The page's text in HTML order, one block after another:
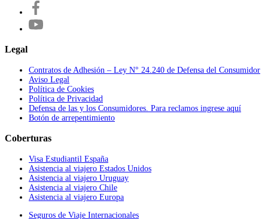
Legal
Contratos de Adhesión – Ley N° 24.240 de Defensa del Consumidor
Aviso Legal
Política de Cookies
Política de Privacidad
Defensa de las y los Consumidores. Para reclamos ingrese aquí
Botón de arrepentimiento
Coberturas
Visa Estudiantil España
Asistencia al viajero Estados Unidos
Asistencia al viajero Uruguay
Asistencia al viajero Chile
Asistencia al viajero Europa
Seguros de Viaje Internacionales